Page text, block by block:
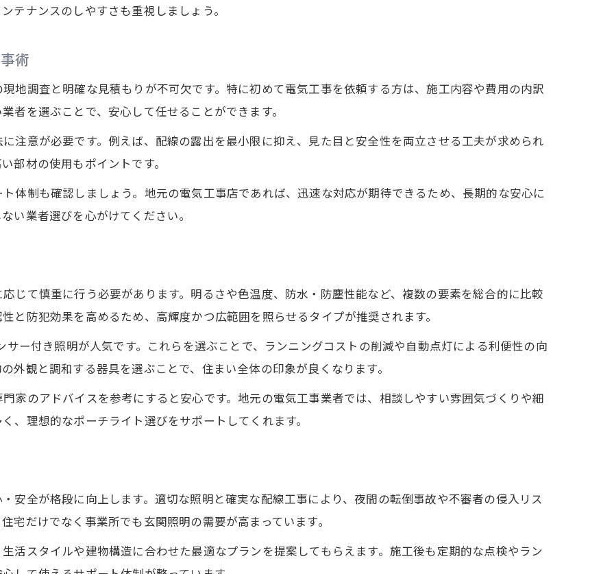
電気工事で叶える安全な屋外空間
屋外照明の電気工事で安心な空間を創出
電気工事で暮らしを守る施工ノウハウ
屋外空間を快適にする電気工事の効果
地域密着の施工で得られる納得の品質
地元企業の電気工事がもたらす信頼性
ポーチライト施工で感じる地域密着の強み
地元企業との連携で高品質な電気工事実現
テナンスのしやすさも重視しましょう。
術
地調査と明確な見積もりが不可欠です。特に初めて電気工事を依頼する方は、施工内容や費用の内訳
者を選ぶことで、安心して任せることができます。
注意が必要です。例えば、配線の露出を最小限に抑え、見た目と安全性を両立させる工夫が求められ
部材の使用もポイントです。
体制も確認しましょう。地元の電気工事店であれば、迅速な対応が期待できるため、長期的な安心に
い業者選びを心がけてください。
じて慎重に行う必要があります。明るさや色温度、防水・防塵性能など、複数の要素を総合的に比較
と防犯効果を高めるため、高輝度かつ広範囲を照らせるタイプが推奨されます。
サー付き照明が人気です。これらを選ぶことで、ランニングコストの削減や自動点灯による利便性の向
外観と調和する器具を選ぶことで、住まい全体の印象が良くなります。
家のアドバイスを参考にすると安心です。地元の電気工事業者では、相談しやすい雰囲気づくりや細
、理想的なポーチライト選びをサポートしてくれます。
安全が格段に向上します。適切な照明と確実な配線工事により、夜間の転倒事故や不審者の侵入リス
宅だけでなく事業所でも玄関照明の需要が高まっています。
活スタイルや建物構造に合わせた最適なプランを提案してもらえます。施工後も定期的な点検やラン
無料相談・お見積りはこちら
無料相談・お見積りはこちら